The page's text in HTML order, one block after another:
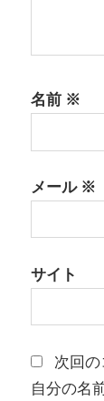
名前 ※
メール※
サイト
次回
自分の名